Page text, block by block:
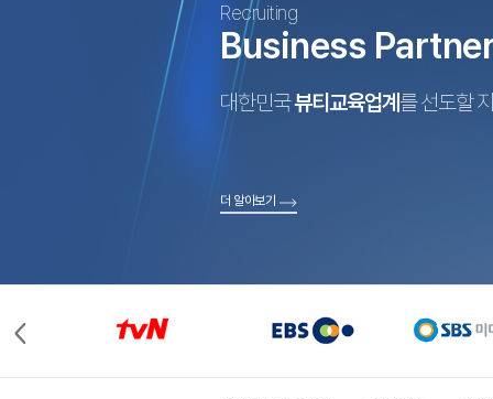
Recruiting
Business
대한민국뷰티교육업계 를 선도할
더 알아보기